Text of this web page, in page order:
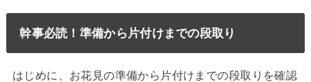
幹事必読！準備から片付けまでの段取り
はじめに、お花見の準備から片付けまでの段取りを確認